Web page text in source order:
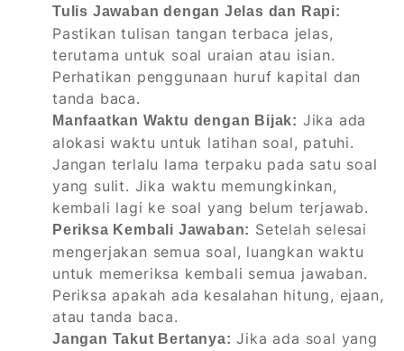
Tulis Jawaban dengan Jelas dan Rapi:
Pastikan tulisan tangan terbaca jelas,
terutama untuk soal uraian atau isian.
Perhatikan penggunaan huruf kapital dan
tanda baca.
Manfaatkan Waktu dengan Bijak: Jika ada
alokasi waktu untuk latihan soal, patuhi.
Jangan terlalu lama terpaku pada satu soal
yang sulit. Jika waktu memungkinkan,
kembali lagi ke soal yang belum terjawab.
Periksa Kembali Jawaban: Setelah selesai
mengerjakan semua soal, luangkan waktu
untuk memeriksa kembali semua jawaban.
Periksa apakah ada kesalahan hitung, ejaan,
atau tanda baca.
Jangan Takut Bertanya: Jika ada soal yang